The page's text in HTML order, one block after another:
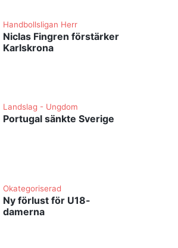
Handbollsligan Herr
Niclas Fingren förstärker
Karlskrona
Landslag - Ungdom
Portugal sänkte Sverige
Okategoriserad
Ny förlust för U18-
damerna